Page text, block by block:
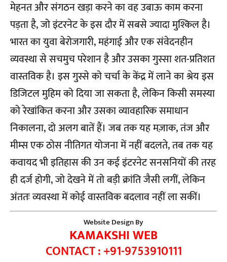
मेहनत और संगठन खड़ा करने का वह उबाऊ काम करना
पड़ता है, जो इंटरनेट के इस दौर में सबसे ज्यादा मुश्किल है।
भारत का युवा बेरोजगारी, महंगाई और एक संवेदनहीन
व्यवस्था से सचमुच परेशान है और उसका गुस्सा शत-प्रतिशत
वास्तविक है। इस गुस्से को चर्चा के केंद्र में लाने का श्रेय इस
डिजिटल मुहिम को दिया जा सकता है, लेकिन किसी समस्या
को रेखांकित करना और उसका व्यावहारिक समाधान
निकालना, दो अलग बातें हैं। जब तक यह मज़ाक, तंज और
मीम्स एक ठोस नीतिगत योजना में नहीं बदलते, तब तक यह
कवायद भी इतिहास की उन कई इंटरनेट सनसनियों की तरह
ही दर्ज होगी, जो देखने में तो बड़ी क्रांति जैसी लगीं, लेकिन
अंततः व्यवस्था में कोई वास्तविक बदलाव नहीं ला सकीं।
Website Design By
KAMAKSHI WEB
CONTACT : +91-9753910111